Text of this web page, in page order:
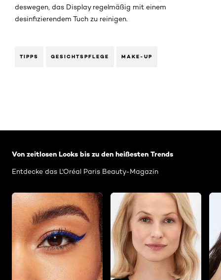
deswegen, das Display regelmäßig mit einem
desinfizierendem Tuch zu reinigen.
TIPPS GESICHTSPFLEGE MAKE-UP
Von zeitlosen Looks bis zu den heißesten Trends
Entdecke das L'Oréal Paris Beauty-Magazin